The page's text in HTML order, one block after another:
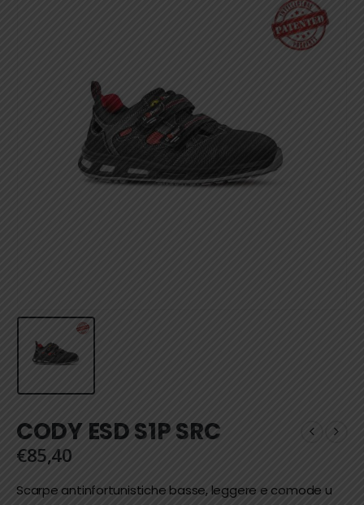
CODY ESD S1P SRC
€85,40
Scarpe antinfortunistiche basse, leggere e comode u